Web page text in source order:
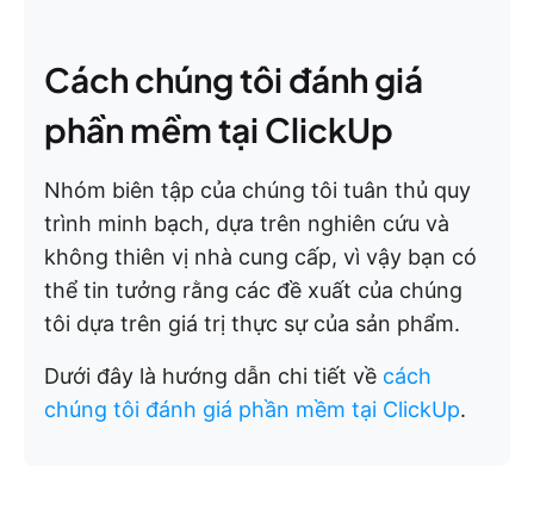
Cách chúng tôi đánh giá
phần mềm tại ClickUp
Nhóm biên tập của chúng tôi tuân thủ quy
trình minh bạch, dựa trên nghiên cứu và
không thiên vị nhà cung cấp, vì vậy bạn có
thể tin tưởng rằng các đề xuất của chúng
tôi dựa trên giá trị thực sự của sản phẩm.
Dưới đây là hướng dẫn chi tiết về cách
chúng tôi đánh giá phần mềm tại ClickUp.